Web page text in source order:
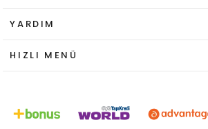
YARDIM
HIZLI MENÜ